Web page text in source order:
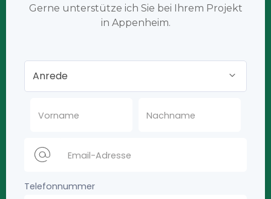
Gerne unterstütze ich Sie bei Ihrem Projekt
in Appenheim.